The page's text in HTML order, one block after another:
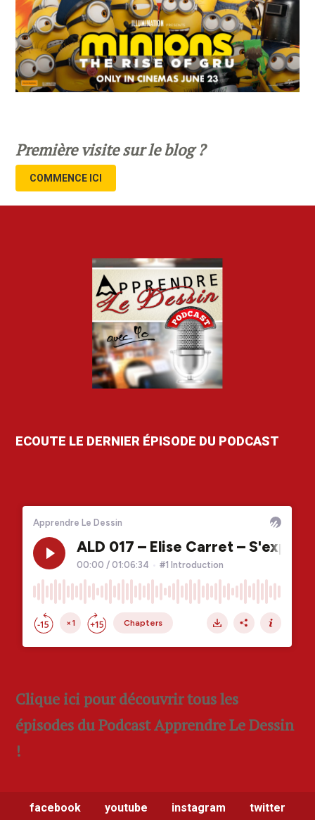
Première visite sur le blog ?
COMMENCE ICI
ECOUTE LE DERNIER ÉPISODE DU PODCAST
Clique ici pour découvrir tous les
épisodes du Podcast Apprendre Le Dessin
!
facebook youtube instagram twitter